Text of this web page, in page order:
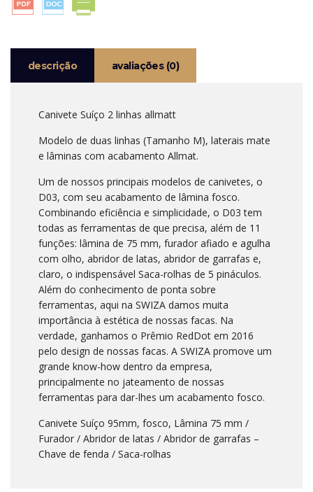
SWIZA
descrição avaliações (0)
Canivete Suíço 2 linhas allmatt
Modelo de duas linhas (Tamanho M), laterais mate
e lâminas com acabamento Allmat.
Um de nossos principais modelos de canivetes, o
D03, com seu acabamento de lâmina fosco.
Combinando eficiência e simplicidade, o D03 tem
todas as ferramentas de que precisa, além de 11
funções: lâmina de 75 mm, furador afiado e agulha
com olho, abridor de latas, abridor de garrafas e,
claro, o indispensável Saca-rolhas de 5 pináculos.
Além do conhecimento de ponta sobre
ferramentas, aqui na SWIZA damos muita
importância à estética de nossas facas. Na
verdade, ganhamos o Prêmio RedDot em 2016
pelo design de nossas facas. A SWIZA promove um
grande know-how dentro da empresa,
principalmente no jateamento de nossas
ferramentas para dar-lhes um acabamento fosco.
Canivete Suíço 95mm, fosco, Lâmina 75 mm /
Furador / Abridor de latas / Abridor de garrafas –
Chave de fenda / Saca-rolhas